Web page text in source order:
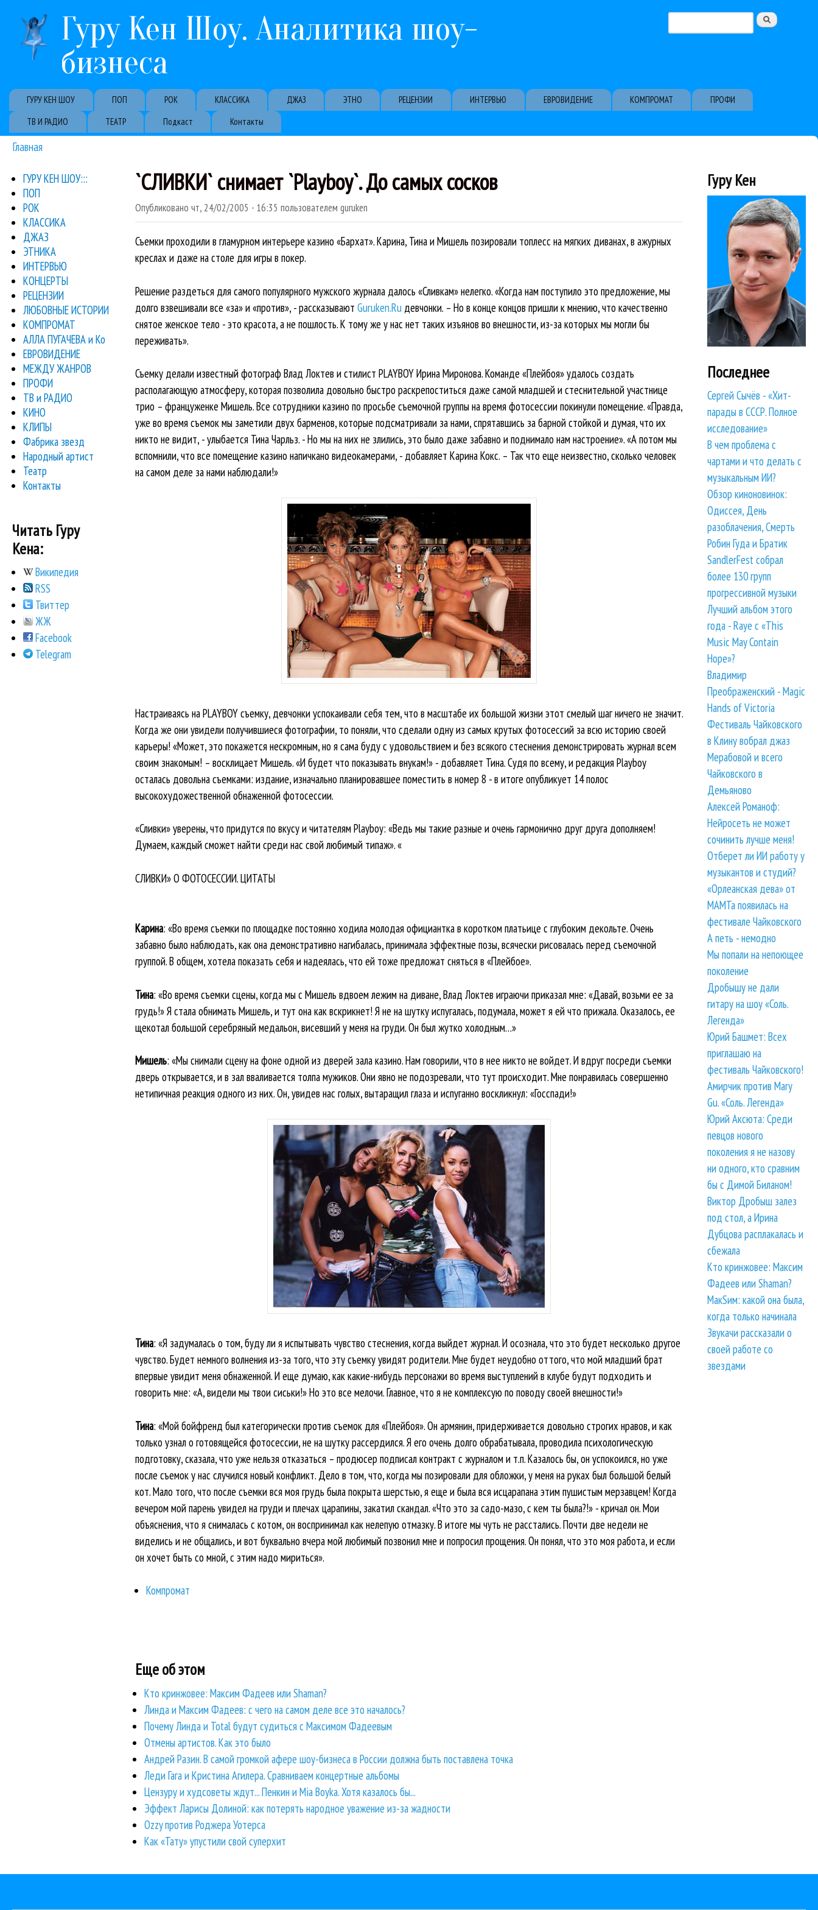
Гуру Кен Шоу. Аналитика шоу-
бизнеса
Форма поиска
Primary links
ГУРУ КЕН ШОУ ПОП РОК КЛАССИКА ДЖАЗ ЭТНО РЕЦЕНЗИИ ИНТЕРВЬЮ ЕВРОВИДЕНИЕ КОМПРОМАТ
ПРОФИ
ТВ И РАДИО
ТЕАТР Подкаст Контакты
Вы здесь
Главная
`СЛИВКИ` снимает `Playboy`. До самых сосков
Опубликовано чт, 24/02/2005 - 16:35 пользователем guruken
Съемки проходили в гламурном интерьере казино «Бархат». Карина, Тина и Мишель позировали топлесс на мягких диванах, в ажурных
креслах и даже на столе для игры в покер.
Решение раздеться для самого популярного мужского журнала далось «Сливкам» нелегко. «Когда нам поступило это предложение, мы
долго взвешивали все «за» и «против», - рассказывают Guruken.Ru девчонки. – Но в конце концов пришли к мнению, что качественно
снятое женское тело - это красота, а не пошлость. К тому же у нас нет таких изъянов во внешности, из-за которых мы могли бы
переживать».
Съемку делали известный фотограф Влад Локтев и стилист PLAYBOY Ирина Миронова. Команде «Плейбоя» удалось создать
располагающую атмосферу, которая позволила довольно быстро раскрепоститься даже самой младшей и стеснительной участнице
трио – француженке Мишель. Все сотрудники казино по просьбе съемочной группы на время фотосессии покинули помещение. «Правда,
уже во время съемок мы заметили двух барменов, которые подсматривали за нами, спрятавшись за барной стойкой и думая, что их
никто не видит, - улыбается Тина Чарльз. - Но мы на них не злились, это было даже забавно и поднимало нам настроение». «А потом мы
вспомнили, что все помещение казино напичкано видеокамерами, - добавляет Карина Кокс. – Так что еще неизвестно, сколько человек
на самом деле за нами наблюдали!»
Настраиваясь на PLAYBOY съемку, девчонки успокаивали себя тем, что в масштабе их большой жизни этот смелый шаг ничего не значит.
Когда же они увидели получившиеся фотографии, то поняли, что сделали одну из самых крутых фотосессий за всю историю своей
карьеры! «Может, это покажется нескромным, но я сама буду с удовольствием и без всякого стеснения демонстрировать журнал всем
своим знакомым! – восклицает Мишель. «И будет что показывать внукам!» - добавляет Тина. Судя по всему, и редакция Playboy
осталась довольна съемками: издание, изначально планировавшее поместить в номер 8 - в итоге опубликует 14 полос
высокохудожественной обнаженной фотосессии.
«Сливки» уверены, что придутся по вкусу и читателям Playboy: «Ведь мы такие разные и очень гармонично друг друга дополняем!
Думаем, каждый сможет найти среди нас свой любимый типаж». «
СЛИВКИ» О ФОТОСЕССИИ. ЦИТАТЫ
Карина: «Во время съемки по площадке постоянно ходила молодая официантка в коротком платьице с глубоким декольте. Очень
забавно было наблюдать, как она демонстративно нагибалась, принимала эффектные позы, всячески рисовалась перед съемочной
группой. В общем, хотела показать себя и надеялась, что ей тоже предложат сняться в «Плейбое».
Тина: «Во время съемки сцены, когда мы с Мишель вдвоем лежим на диване, Влад Локтев играючи приказал мне: «Давай, возьми ее за
грудь!» Я стала обнимать Мишель, и тут она как вскрикнет! Я не на шутку испугалась, подумала, может я ей что прижала. Оказалось, ее
щекотал большой серебряный медальон, висевший у меня на груди. Он был жутко холодным…»
Мишель: «Мы снимали сцену на фоне одной из дверей зала казино. Нам говорили, что в нее никто не войдет. И вдруг посреди съемки
дверь открывается, и в зал вваливается толпа мужиков. Они явно не подозревали, что тут происходит. Мне понравилась совершенно
нетипичная реакция одного из них. Он, увидев нас голых, вытаращил глаза и испуганно воскликнул: «Госспади!»
Тина: «Я задумалась о том, буду ли я испытывать чувство стеснения, когда выйдет журнал. И осознала, что это будет несколько другое
чувство. Будет немного волнения из-за того, что эту съемку увидят родители. Мне будет неудобно оттого, что мой младший брат
впервые увидит меня обнаженной. И еще думаю, как какие-нибудь персонажи во время выступлений в клубе будут подходить и
говорить мне: «А, видели мы твои сиськи!» Но это все мелочи. Главное, что я не комплексую по поводу своей внешности!»
Тина: «Мой бойфренд был категорически против съемок для «Плейбоя». Он армянин, придерживается довольно строгих нравов, и как
только узнал о готовящейся фотосессии, не на шутку рассердился. Я его очень долго обрабатывала, проводила психологическую
подготовку, сказала, что уже нельзя отказаться – продюсер подписал контракт с журналом и т.п. Казалось бы, он успокоился, но уже
после съемок у нас случился новый конфликт. Дело в том, что, когда мы позировали для обложки, у меня на руках был большой белый
кот. Мало того, что после съемки вся моя грудь была покрыта шерстью, я еще и была вся исцарапана этим пушистым мерзавцем! Когда
вечером мой парень увидел на груди и плечах царапины, закатил скандал. «Что это за садо-мазо, с кем ты была?!» - кричал он. Мои
объяснения, что я снималась с котом, он воспринимал как нелепую отмазку. В итоге мы чуть не расстались. Почти две недели не
виделись и не общались, и вот буквально вчера мой любимый позвонил мне и попросил прощения. Он понял, что это моя работа, и если
он хочет быть со мной, с этим надо мириться».
Компромат
Еще об этом
Кто кринжовее: Максим Фадеев или Shaman?
Линда и Максим Фадеев: с чего на самом деле все это началось?
Почему Линда и Total будут судиться с Максимом Фадеевым
Отмены артистов. Как это было
Андрей Разин. В самой громкой афере шоу-бизнеса в России должна быть поставлена точка
Леди Гага и Кристина Агилера. Сравниваем концертные альбомы
Цензуру и худсоветы ждут... Пенкин и Mia Boyka. Хотя казалось бы...
Эффект Ларисы Долиной: как потерять народное уважение из-за жадности
Ozzy против Роджера Уотерса
Как «Тату» упустили свой суперхит
ГУРУ КЕН ШОУ:::
ПОП
РОК
КЛАССИКА
ДЖАЗ
ЭТНИКА
ИНТЕРВЬЮ
КОНЦЕРТЫ
РЕЦЕНЗИИ
ЛЮБОВНЫЕ ИСТОРИИ
КОМПРОМАТ
АЛЛА ПУГАЧЕВА и Ко
ЕВРОВИДЕНИЕ
МЕЖДУ ЖАНРОВ
ПРОФИ
ТВ и РАДИО
КИНО
КЛИПЫ
Фабрика звезд
Народный артист
Театр
Контакты
Читать Гуру
Кена:
Википедия
RSS
Твиттер
ЖЖ
Facebook
Telegram
Гуру Кен
Последнее
Сергей Сычёв - «Хит-
парады в СССР. Полное
исследование»
В чем проблема с
чартами и что делать с
музыкальным ИИ?
Обзор киноновинок:
Одиссея, День
разоблачения, Смерть
Робин Гуда и Братик
SandlerFest собрал
более 130 групп
прогрессивной музыки
Лучший альбом этого
года - Raye с «This
Music May Contain
Hope»?
Владимир
Преображенский - Magic
Hands of Victoria
Фестиваль Чайковского
в Клину вобрал джаз
Мерабовой и всего
Чайковского в
Демьяново
Алексей Романоф:
Нейросеть не может
сочинить лучше меня!
Отберет ли ИИ работу у
музыкантов и студий?
«Орлеанская дева» от
МАМТа появилась на
фестивале Чайковского
А петь - немодно
Мы попали на непоющее
поколение
Дробышу не дали
гитару на шоу «Соль.
Легенда»
Юрий Башмет: Всех
приглашаю на
фестиваль Чайковского!
Амирчик против Mary
Gu. «Соль. Легенда»
Юрий Аксюта: Среди
певцов нового
поколения я не назову
ни одного, кто сравним
бы с Димой Биланом!
Виктор Дробыш залез
под стол, а Ирина
Дубцова расплакалась и
сбежала
Кто кринжовее: Максим
Фадеев или Shaman?
МакSим: какой она была,
когда только начинала
Звукачи рассказали о
своей работе со
звездами